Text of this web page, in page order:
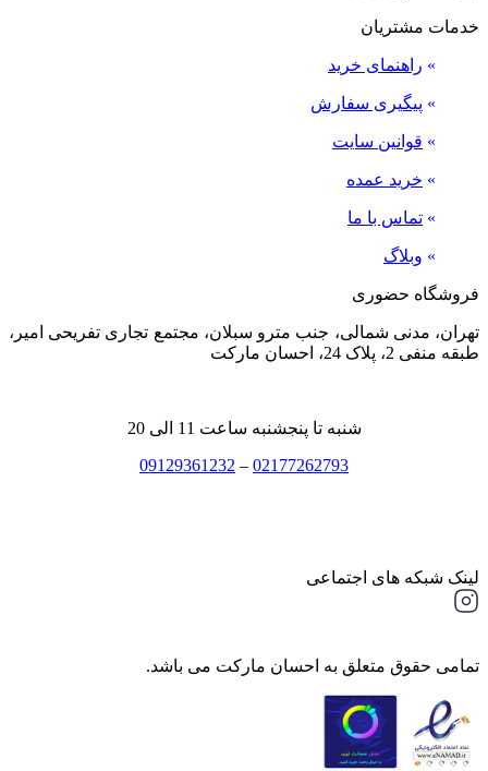
خدمات مشتریان
» راهنمای خرید
» پیگیری سفارش
» قوانین سایت
» خرید عمده
» تماس با ما
» وبلاگ
فروشگاه حضوری
تهران، مدنی شمالی، جنب مترو سبلان، مجتمع تجاری تفریحی امیر،
طبقه منفی 2، پلاک 24، احسان مارکت
شنبه تا پنجشنبه ساعت 11 الی 20
02177262793
–
09129361232
لینک شبکه های اجتماعی
تمامی حقوق متعلق به احسان مارکت می باشد.